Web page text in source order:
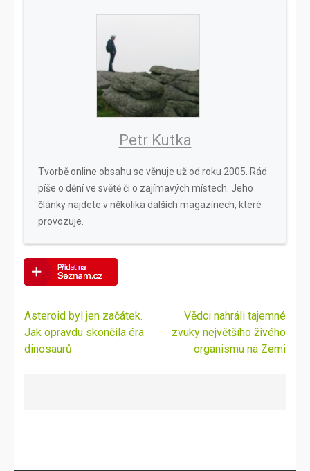
Petr Kutka
Tvorbě online obsahu se věnuje už od roku 2005. Rád
píše o dění ve světě či o zajímavých místech. Jeho
články najdete v několika dalších magazínech, které
provozuje.
Navigace
pro
příspěvek
Asteroid byl jen začátek.
Jak opravdu skončila éra
dinosaurů
Vědci nahráli tajemné
zvuky největšího živého
organismu na Zemi